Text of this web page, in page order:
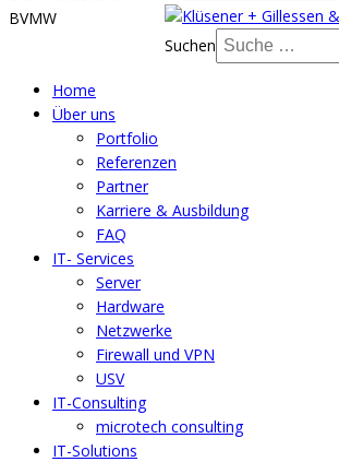
Suchen
Home
Über uns
Portfolio
Referenzen
Partner
Karriere & Ausbildung
FAQ
IT- Services
Server
Hardware
Netzwerke
Firewall und VPN
USV
IT-Consulting
microtech consulting
IT-Solutions